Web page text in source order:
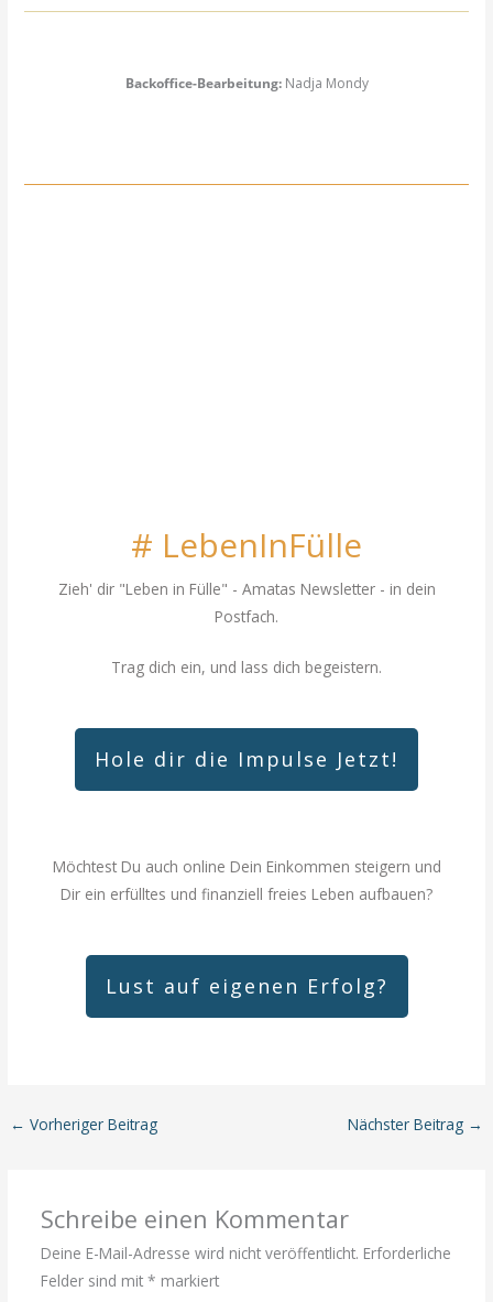
Backoffice-Bearbeitung: Nadja Mondy
# LebenInFülle
Zieh' dir "Leben in Fülle" - Amatas Newsletter - in dein
Postfach.
Trag dich ein, und lass dich begeistern.
Hole dir die Impulse Jetzt!
Möchtest Du auch online Dein Einkommen steigern und
Dir ein erfülltes und finanziell freies Leben aufbauen?
Lust auf eigenen Erfolg?
← Vorheriger Beitrag Nächster Beitrag →
Schreibe einen Kommentar
Deine E-Mail-Adresse wird nicht veröffentlicht. Erforderliche
Felder sind mit * markiert